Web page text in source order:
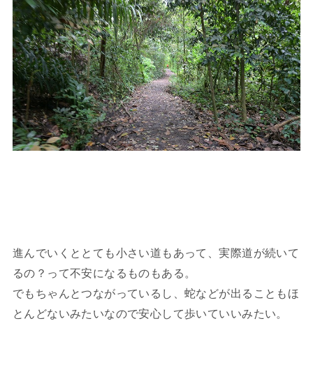
進んでいくととても小さい道もあって、実際道が続いて
るの？って不安になるものもある。
でもちゃんとつながっているし、蛇などが出ることもほ
とんどないみたいなので安心して歩いていいみたい。